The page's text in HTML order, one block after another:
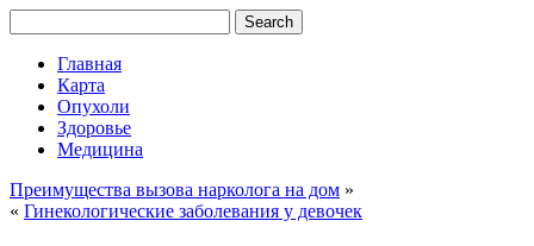
Главная
Карта
Опухоли
Здоровье
Медицина
Преимущества вызова нарколога на дом »
« Гинекологические заболевания у девочек